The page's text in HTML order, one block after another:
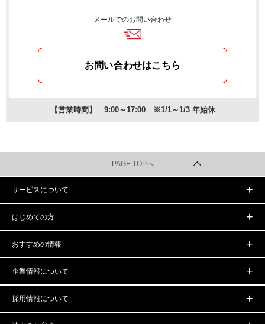
メールでのお問い合わせ
お問い合わせはこちら
【営業時間】 9:00～17:00 ※1/1～1/3 年始休
PAGE TOPへ
サービスについて
はじめての方
おすすめの情報
企業情報について
採用情報について